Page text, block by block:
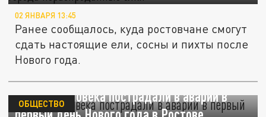
02 ЯНВАРЯ 13:45
Ранее сообщалось, куда ростовчане смогут
сдать настоящие ели, сосны и пихты после
Нового года.
Четыре человека пострадали в аварии в
ОБЩЕСТВО